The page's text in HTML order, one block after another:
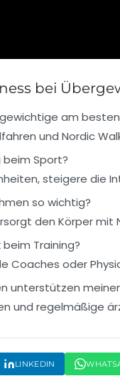
bei
am
und Nordic
Sport?
steigere die
so wichtig?
den Körper
Training?
Coaches oder
unterstützen
und regelmäßige
LINKEDIN